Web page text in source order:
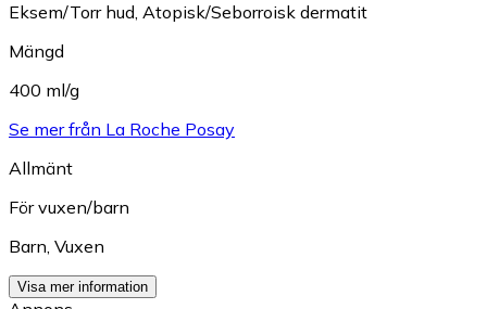
Eksem/Torr hud, Atopisk/Seborroisk dermatit
Mängd
400 ml/g
Se mer från La Roche Posay
Allmänt
För vuxen/barn
Barn, Vuxen
Visa mer information